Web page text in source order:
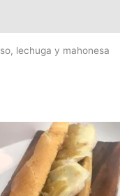
lechuga y mahonesa